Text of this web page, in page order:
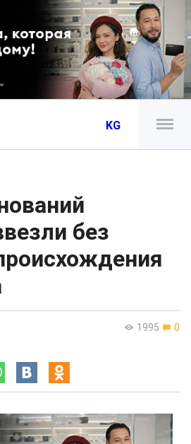
KG
без
1995 0